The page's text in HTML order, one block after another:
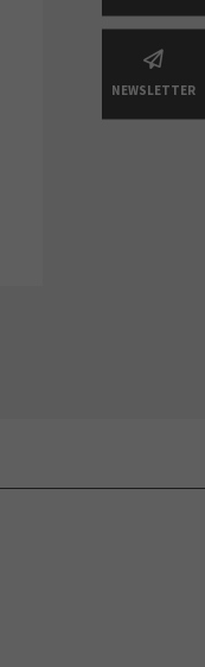
NEWSLETTER